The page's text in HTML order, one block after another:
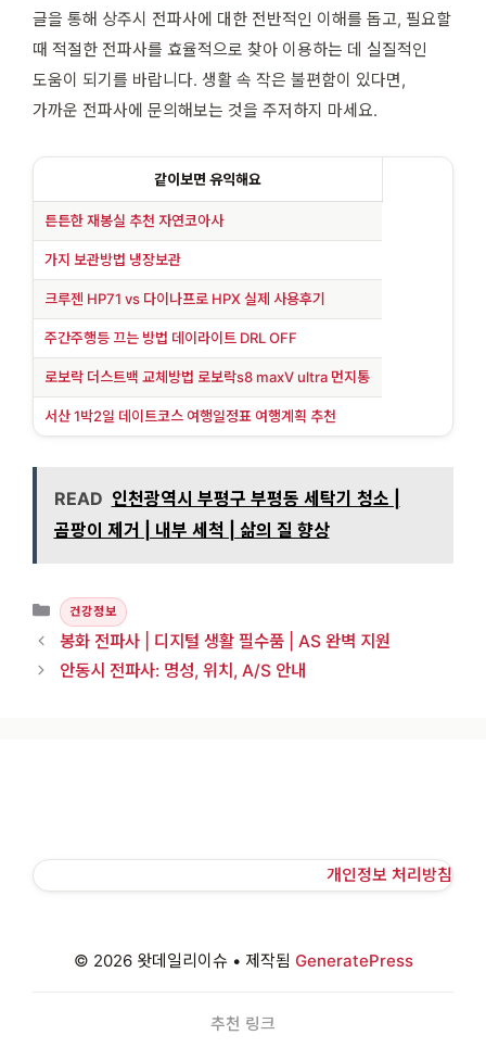
글을 통해 상주시 전파사에 대한 전반적인 이해를 돕고, 필요할
때 적절한 전파사를 효율적으로 찾아 이용하는 데 실질적인
도움이 되기를 바랍니다. 생활 속 작은 불편함이 있다면,
가까운 전파사에 문의해보는 것을 주저하지 마세요.
같이보면 유익해요
튼튼한 재봉실 추천 자연코아사
가지 보관방법 냉장보관
크루젠 HP71 vs 다이나프로 HPX 실제 사용후기
주간주행등 끄는 방법 데이라이트 DRL OFF
로보락 더스트백 교체방법 로보락s8 maxV ultra 먼지통
서산 1박2일 데이트코스 여행일정표 여행계획 추천
READ 인천광역시 부평구 부평동 세탁기 청소 |
곰팡이 제거 | 내부 세척 | 삶의 질 향상
카테고리
건강정보
봉화 전파사 | 디지털 생활 필수품 | AS 완벽 지원
안동시 전파사: 명성, 위치, A/S 안내
개인정보 처리방침
© 2026 왓데일리이슈 • 제작됨 GeneratePress
추천 링크